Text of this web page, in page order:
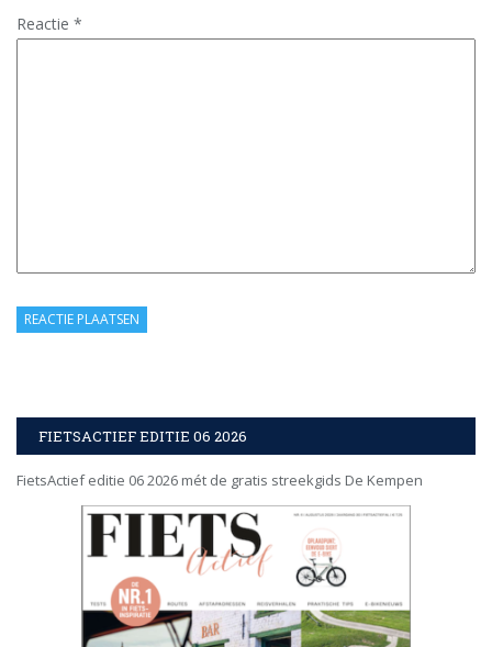
Reactie *
FIETSACTIEF EDITIE 06 2026
FietsActief editie 06 2026 mét de gratis streekgids De Kempen